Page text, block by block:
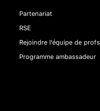
Partenariat
RSE
Rejoindre l'équipe de profs
Programme ambassadeur